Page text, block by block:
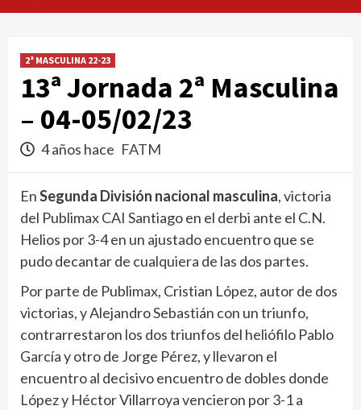
2ª MASCULINA 22-23
13ª Jornada 2ª Masculina
– 04-05/02/23
4 años hace FATM
EnSegunda División nacional masculina, victoria
del Publimax CAI Santiago en el derbi ante el C.N.
Helios por 3-4 en un ajustado encuentro que se
pudo decantar de cualquiera de las dos partes.
Por parte de Publimax, Cristian López, autor de dos
victorias, y Alejandro Sebastián con un triunfo,
contrarrestaron los dos triunfos del heliófilo Pablo
García y otro de Jorge Pérez, y llevaron el
encuentro al decisivo encuentro de dobles donde
López y Héctor Villarroya vencieron por 3-1 a